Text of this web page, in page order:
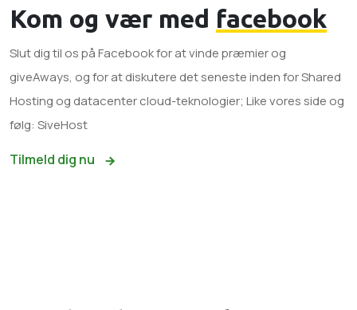
Kom og vær med facebook
Slut dig til os på Facebook for at vinde præmier og
giveAways, og for at diskutere det seneste inden for Shared
Hosting og datacenter cloud-teknologier; Like vores side og
følg: SiveHost
Tilmeld dig nu